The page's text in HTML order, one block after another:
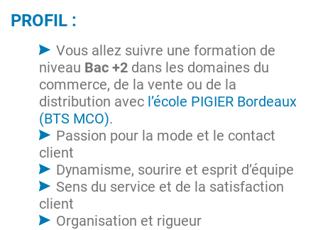
PROFIL :
Vous allez suivre une formation de
niveau Bac +2 dans les domaines du
commerce, de la vente ou de la
distribution avec l’école PIGIER Bordeaux
(BTS MCO).
Passion pour la mode et le contact
client
Dynamisme, sourire et esprit d’équipe
Sens du service et de la satisfaction
client
Organisation et rigueur